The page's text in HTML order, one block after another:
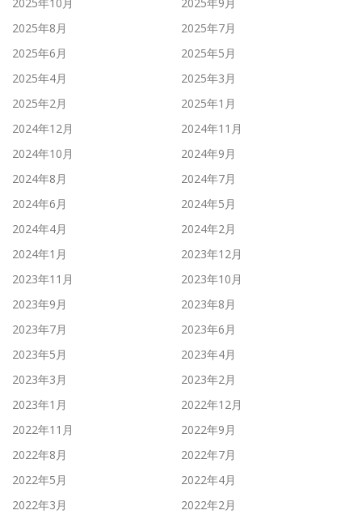
2025年8月
2025年7月
2025年6月
2025年5月
2025年4月
2025年3月
2025年2月
2025年1月
2024年12月
2024年11月
2024年10月
2024年9月
2024年8月
2024年7月
2024年6月
2024年5月
2024年4月
2024年2月
2024年1月
2023年12月
2023年11月
2023年10月
2023年9月
2023年8月
2023年7月
2023年6月
2023年5月
2023年4月
2023年3月
2023年2月
2023年1月
2022年12月
2022年11月
2022年9月
2022年8月
2022年7月
2022年5月
2022年4月
2022年3月
2022年2月